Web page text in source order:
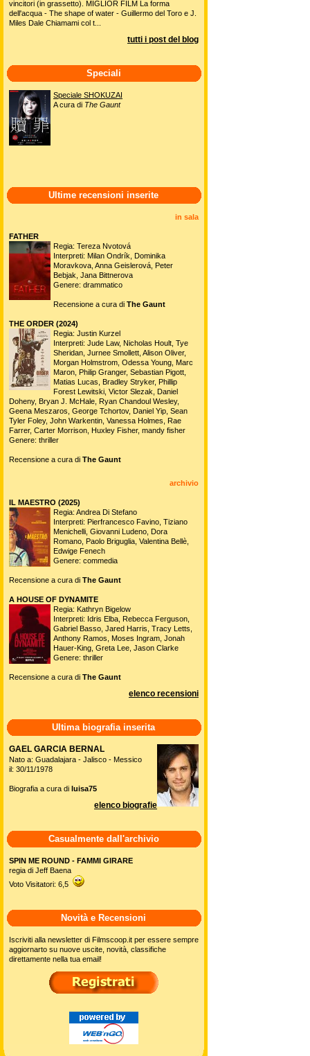
vincitori (in grassetto). MIGLIOR FILM La forma
dell'acqua - The shape of water - Guillermo del Toro e J.
Miles Dale Chiamami col t...
tutti i post del blog
Speciali
Speciale SHOKUZAI
A cura di The Gaunt
Ultime recensioni inserite
in sala
FATHER
Regia: Tereza Nvotová
Interpreti: Milan Ondrík, Dominika
Moravkova, Anna Geislerová, Peter
Bebjak, Jana Bittnerova
Genere: drammatico
Recensione a cura di The Gaunt
THE ORDER (2024)
Regia: Justin Kurzel
Interpreti: Jude Law, Nicholas Hoult, Tye
Sheridan, Jurnee Smollett, Alison Oliver,
Morgan Holmstrom, Odessa Young, Marc
Maron, Philip Granger, Sebastian Pigott,
Matias Lucas, Bradley Stryker, Phillip
Forest Lewitski, Victor Slezak, Daniel
Doheny, Bryan J. McHale, Ryan Chandoul Wesley,
Geena Meszaros, George Tchortov, Daniel Yip, Sean
Tyler Foley, John Warkentin, Vanessa Holmes, Rae
Farrer, Carter Morrison, Huxley Fisher, mandy fisher
Genere: thriller
Recensione a cura di The Gaunt
archivio
IL MAESTRO (2025)
Regia: Andrea Di Stefano
Interpreti: Pierfrancesco Favino, Tiziano
Menichelli, Giovanni Ludeno, Dora
Romano, Paolo Briguglia, Valentina Bellè,
Edwige Fenech
Genere: commedia
Recensione a cura di The Gaunt
A HOUSE OF DYNAMITE
Regia: Kathryn Bigelow
Interpreti: Idris Elba, Rebecca Ferguson,
Gabriel Basso, Jared Harris, Tracy Letts,
Anthony Ramos, Moses Ingram, Jonah
Hauer-King, Greta Lee, Jason Clarke
Genere: thriller
Recensione a cura di The Gaunt
elenco recensioni
Ultima biografia inserita
GAEL GARCIA BERNAL
Nato a: Guadalajara - Jalisco - Messico
il: 30/11/1978
Biografia a cura di luisa75
elenco biografie
Casualmente dall'archivio
SPIN ME ROUND - FAMMI GIRARE
regia di Jeff Baena
Voto Visitatori: 6,5
Novità e Recensioni
Iscriviti alla newsletter di Filmscoop.it per essere sempre
aggiornarto su nuove uscite, novità, classifiche
direttamente nella tua email!